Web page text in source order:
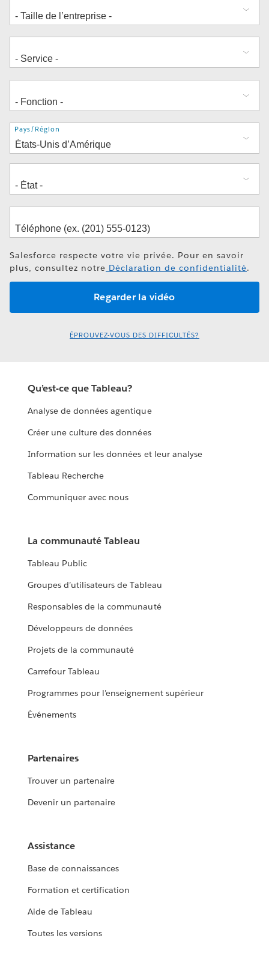
Adresse
Pays/Région
Salesforce respecte votre vie privée. Pour en savoir
plus, consultez notre Déclaration de confidentialité.
ÉPROUVEZ-VOUS DES DIFFICULTÉS?
Qu’est-ce que Tableau?
Analyse de données agentique
Créer une culture des données
Information sur les données et leur analyse
Tableau Recherche
Communiquer avec nous
La communauté Tableau
Tableau Public
Groupes d’utilisateurs de Tableau
Responsables de la communauté
Développeurs de données
Projets de la communauté
Carrefour Tableau
Programmes pour l’enseignement supérieur
Événements
Partenaires
Trouver un partenaire
Devenir un partenaire
Assistance
Base de connaissances
Formation et certification
Aide de Tableau
Toutes les versions